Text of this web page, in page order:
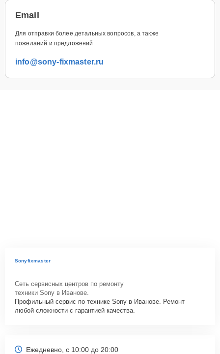
Email
Для отправки более детальных вопросов, а также
пожеланий и предложений
info@sony-fixmaster.ru
Sonyfixmaster
Сеть сервисных центров по ремонту
техники Sony в Иванове.
Профильный сервис по технике Sony в Иванове. Ремонт
любой сложности с гарантией качества.
Ежедневно, с 10:00 до 20:00